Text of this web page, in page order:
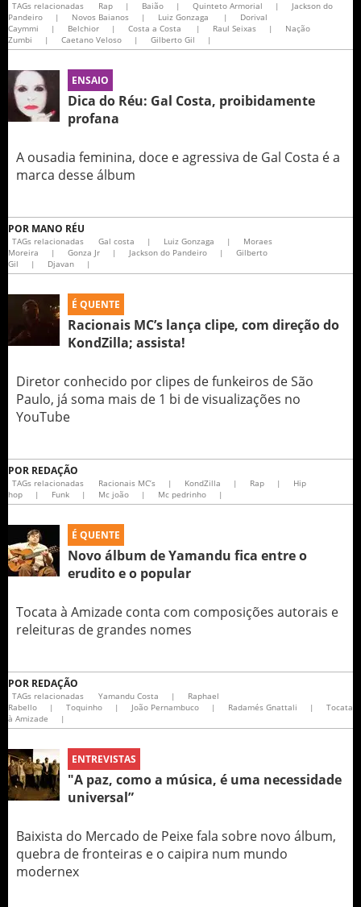
TAGs relacionadas Rap | Baião | Quinteto Armorial |
Jackson do
Pandeiro
| Novos Baianos | Luiz Gonzaga |
Dorival
Caymmi
| Belchior | Costa a Costa | Raul Seixas |
Nação
Zumbi
| Caetano Veloso | Gilberto Gil |
ENSAIO
Dica do Réu: Gal Costa, proibidamente
profana
A ousadia feminina, doce e agressiva de Gal Costa é a
marca desse álbum
POR MANO RÉU
TAGs relacionadas Gal costa | Luiz Gonzaga |
Moraes
Moreira
| Gonza Jr | Jackson do Pandeiro |
Gilberto
Gil
| Djavan |
É QUENTE
Racionais MC’s lança clipe, com direção do
KondZilla; assista!
Diretor conhecido por clipes de funkeiros de São
Paulo, já soma mais de 1 bi de visualizações no
YouTube
POR REDAÇÃO
TAGs relacionadas Racionais MC’s | KondZilla | Rap |
Hip
hop
| Funk | Mc joão | Mc pedrinho |
É QUENTE
Novo álbum de Yamandu fica entre o
erudito e o popular
Tocata à Amizade conta com composições autorais e
releituras de grandes nomes
POR REDAÇÃO
TAGs relacionadas Yamandu Costa |
Raphael
Rabello
| Toquinho | João Pernambuco | Radamés Gnattali |
Tocata
à Amizade
|
ENTREVISTAS
"A paz, como a música, é uma necessidade
universal”
Baixista do Mercado de Peixe fala sobre novo álbum,
quebra de fronteiras e o caipira num mundo
modernex